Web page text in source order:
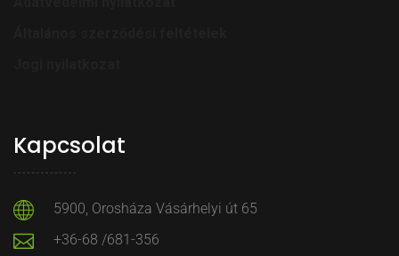
Kapcsolat
5900, Orosháza Vásárhelyi út 65
+36-68 /681-356